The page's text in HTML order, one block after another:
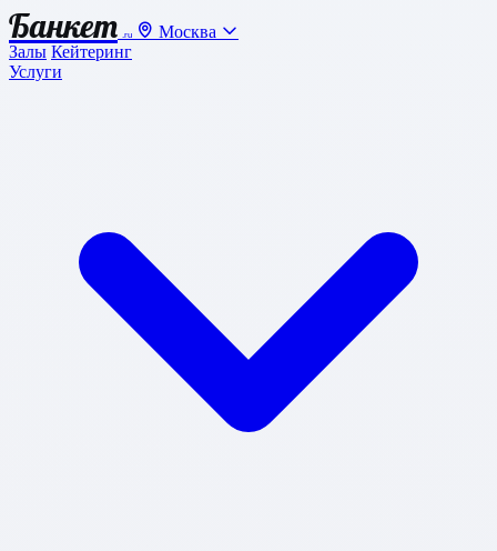
Банкет .ru
Москва
Залы Кейтеринг
Услуги